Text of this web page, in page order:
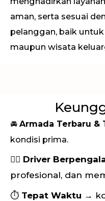
aman, serta sesuai
pelanggan, baik
maupun wisata
🚘 Armada Terbaru &
kondisi prima.
👨‍✈️ Driver
profesional, dan
⏱ Tepat Waktu →